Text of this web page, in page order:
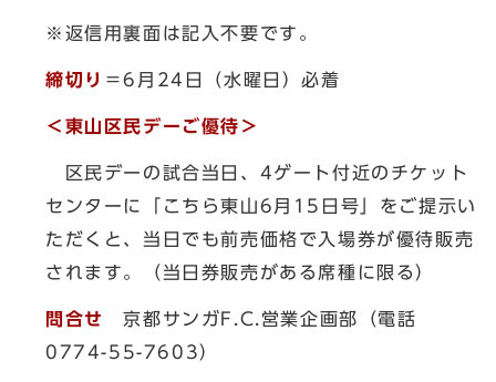
※返信用裏面は記入不要です。
締切り ＝6月24日（水曜日）必着
＜東山区民デーご優待＞
区民デーの試合当日、4ゲート付近のチケット
センターに「こちら東山6月15日号」をご提示い
ただくと、当日でも前売価格で入場券が優待販売
されます。（当日券販売がある席種に限る）
問合せ
京都サンガF.C.営業企画部（電話
0774-55-7603）